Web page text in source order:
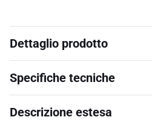
Dettaglio prodotto
Specifiche tecniche
Descrizione estesa